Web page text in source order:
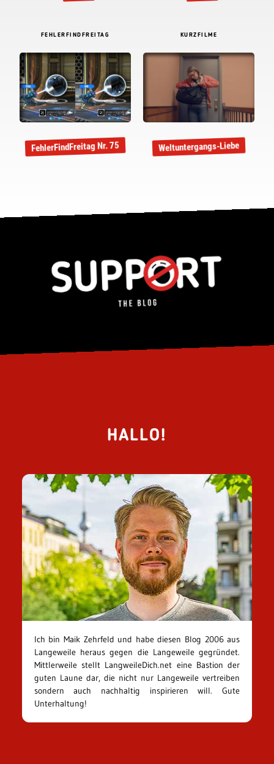
FEHLERFINDFREITAG
FehlerFindFreitag Nr. 75
KURZFILME
Weltuntergangs-Liebe
HALLO!
Ich bin Maik Zehrfeld und habe diesen Blog 2006 aus
Langeweile heraus gegen die Langeweile gegründet.
Mittlerweile stellt LangweileDich.net eine Bastion der
guten Laune dar, die nicht nur Langeweile vertreiben
sondern auch nachhaltig inspirieren will. Gute
Unterhaltung!